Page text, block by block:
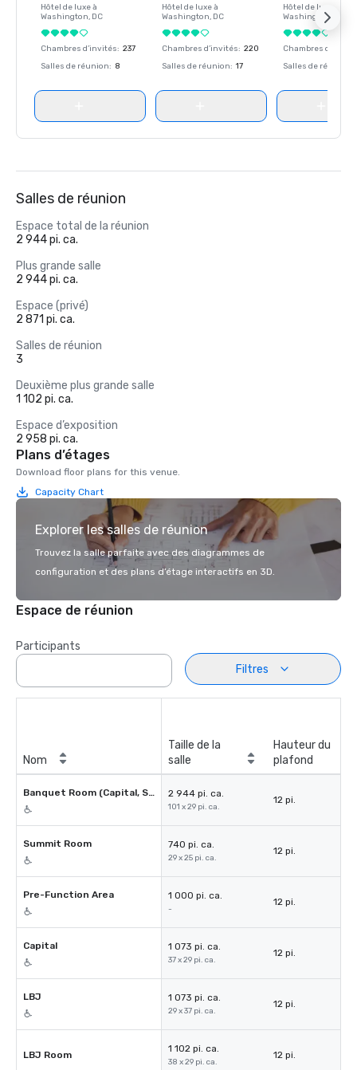
Hôtel de luxe à
Washington, DC
Chambres d’invités: 237
Salles de réunion: 8
Hôtel de luxe à
Washington, DC
Chambres d’invités: 220
Salles de réunion: 17
Hôtel de luxe à
Washington
Chambres
Salles de réunion
Salles de réunion
Espace total de la réunion
2 944 pi. ca.
Plus grande salle
2 944 pi. ca.
Espace (privé)
2 871 pi. ca.
Salles de réunion
3
Deuxième plus grande salle
1 102 pi. ca.
Espace d’exposition
2 958 pi. ca.
Plans d’étages
Download floor plans for this venue.
Capacity Chart
Explorer les salles de réunion
Trouvez la salle parfaite avec des diagrammes de
configuration et des plans d’étage interactifs en 3D.
Espace de réunion
Participants
Filtres
Nom
Taille de la
salle
Hauteur du
plafond
Banquet Room (Capital, Summit, LBJ) 2 944 pi. ca.
101 x 29 pi. ca.
12 pi.
Summit Room 740 pi. ca.
29 x 25 pi. ca.
12 pi.
Pre-Function Area 1 000 pi. ca.
-
12 pi.
Capital 1 073 pi. ca.
37 x 29 pi. ca.
12 pi.
LBJ 1 073 pi. ca.
29 x 37 pi. ca.
12 pi.
LBJ Room
1 102 pi. ca.
38 x 29 pi. ca.
12 pi.